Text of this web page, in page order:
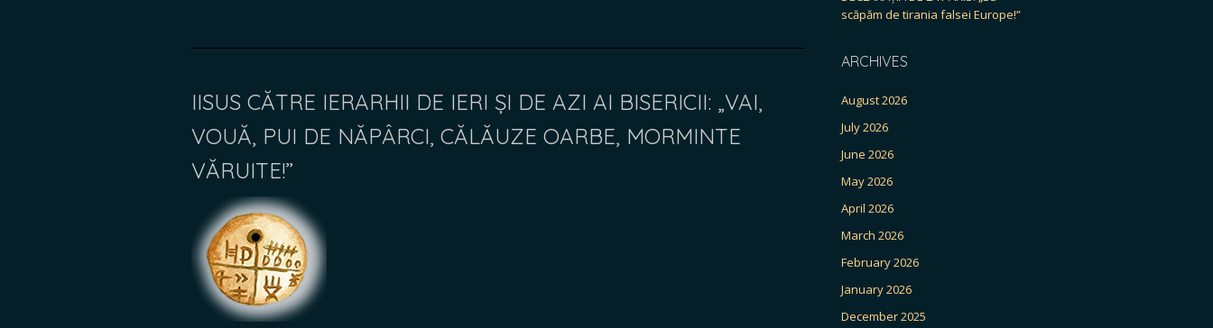
IISUS CĂTRE IERARHII DE IERI ȘI DE AZI AI BISERICII: „VAI,
VOUĂ, PUI DE NĂPÂRCI, CĂLĂUZE OARBE, MORMINTE
VĂRUITE!”
scăpăm de tirania falsei Europe!”
ARCHIVES
August 2026
July 2026
June 2026
May 2026
April 2026
March 2026
February 2026
January 2026
December 2025